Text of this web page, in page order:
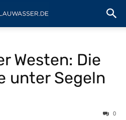
Westen: Die
unter Segeln
0